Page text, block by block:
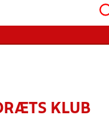
KLUB